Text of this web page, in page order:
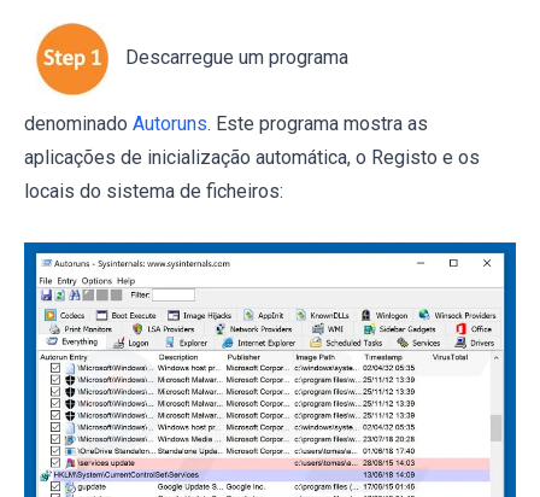
Descarregue um programa
denominado Autoruns. Este programa mostra as
aplicações de inicialização automática, o Registo e os
locais do sistema de ficheiros: